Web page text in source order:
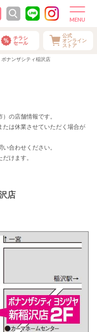
チラシ
セール
公式
オンライン
ストア
ボナンザシティ稲沢店
の店舗情報です。
たは休業させていただく場合が
合わせください。
けます。
店